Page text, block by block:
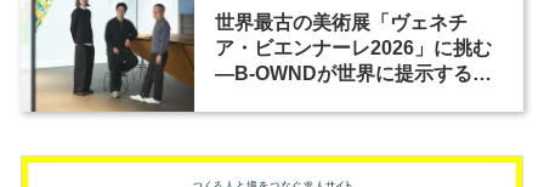
世界最古の美術展「ヴェネチ
ア・ビエンナーレ2026」に挑む
―B-OWNDが世界に提示する美